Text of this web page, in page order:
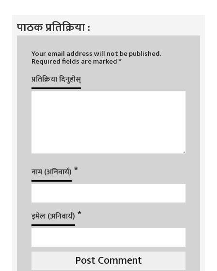
पाठक प्रतिक्रिया :
Your email address will not be published.
Required fields are marked*
प्रतिक्रिया दिनुहोस्
नाम (अनिवार्य) *
इमेल (अनिवार्य) *